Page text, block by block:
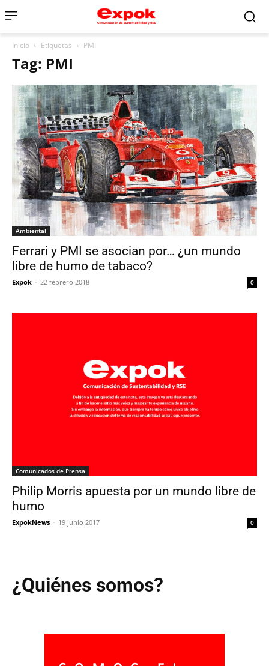
Inicio Etiquetas PMI
Tag: PMI
Ambiental
Ferrari y PMI se asocian por… ¿un mundo
libre de humo de tabaco?
Expok - 22 febrero 2018 0
Comunicados de Prensa
Philip Morris apuesta por un mundo libre de
humo
ExpokNews - 19 junio 2017 0
¿Quiénes somos?